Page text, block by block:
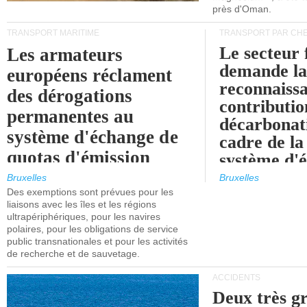
près d'Oman.
TRANSPORT MARITIME
Les armateurs
européens réclament
des dérogations
permanentes au
système d'échange de
quotas d'émission
maritimes de l'UE
après 2030.
Bruxelles
Des exemptions sont prévues pour les
liaisons avec les îles et les régions
ultrapériphériques, pour les navires
polaires, pour les obligations de service
public transnationales et pour les activités
de recherche et de sauvetage.
TRANSPORT PAR
Le
demande la
cadre de
système
quotas
Bruxelles
ACCIDENTS
Deux très